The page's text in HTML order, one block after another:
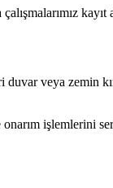
kayıt
duvar veya zemin
işlemlerini